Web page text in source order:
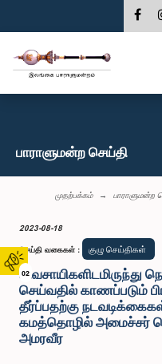
02
பாராளுமன்ற செய்தி
முதற்பக்கம் பாராளுமன்ற
2023-08-18
செய்தி வகைகள் : குழு செய்திகள்
செய்வதில் காணப்படும்
தீர்ப்பதற்கு
கமத்தொழில் அமைச்சர்
அமரவீர